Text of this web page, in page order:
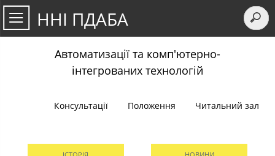
ННІ ПДАБА
Автоматизації та комп'ютерно-
інтегрованих технологій
Консультації Положення Читальний зал